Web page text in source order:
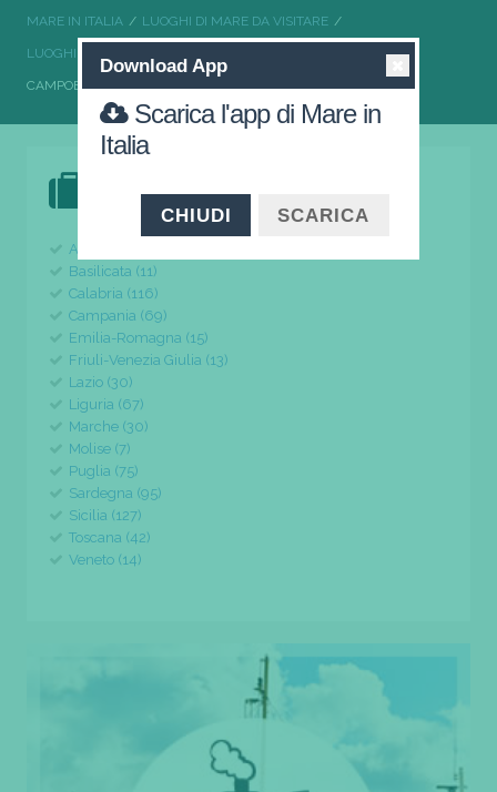
MARE IN ITALIA LUOGHI DI MARE DA VISITARE
LUOGHI DI MARE DA VISITARE SICILIA
CAMPOBELLO DI MAZARA UN TUFFO DOVE IL MARE È PIÙ BLU
Abruzzo (24)
Basilicata (11)
Calabria (116)
Campania (69)
Emilia-Romagna (15)
Friuli-Venezia Giulia (13)
Lazio (30)
Liguria (67)
Marche (30)
Molise (7)
Puglia (75)
Sardegna (95)
Sicilia (127)
Toscana (42)
Veneto (14)
Download App
Scarica l'app di Mare in
Italia
CHIUDI SCARICA